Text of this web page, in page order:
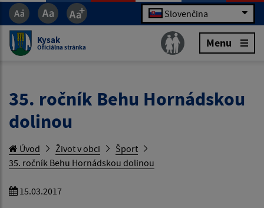
Slovenčina
Kysak
Oficiálna stránka Menu
35. ročník Behu Hornádskou
dolinou
Úvod Život v obci
Šport
35. ročník Behu Hornádskou dolinou
15.03.2017